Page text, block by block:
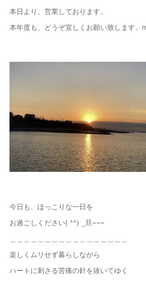
本日より、営業しております。
本年度も、どうぞ宜しくお願い致します。
今日も、ほっこりな一日を
お過ごしください( ^^) _旦~~~
楽しくムリせず暮らしながら
ハートに刺さる苦痛の針を抜いてゆく